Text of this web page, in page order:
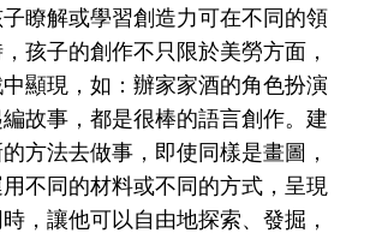
瞭解或學習創造力可在不同的領
孩子的創作不只限於美勞方面，
顯現，如：辦家家酒的角色扮演
故事，都是很棒的語言創作。建
方法去做事，即使同樣是畫圖，
不同的材料或不同的方式，呈現
，讓他可以自由地探索、發掘，